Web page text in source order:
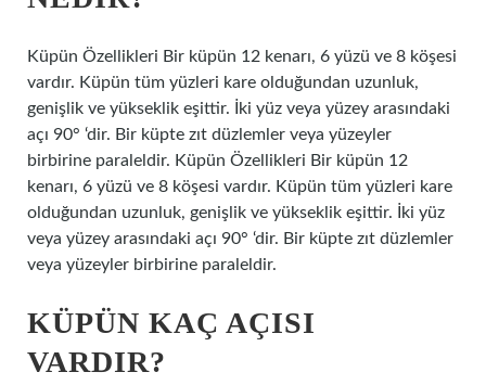
Küpün Özellikleri Bir küpün 12 kenarı, 6 yüzü ve 8 köşesi
vardır. Küpün tüm yüzleri kare olduğundan uzunluk,
genişlik ve yükseklik eşittir. İki yüz veya yüzey arasındaki
açı 90° ‘dir. Bir küpte zıt düzlemler veya yüzeyler
birbirine paraleldir. Küpün Özellikleri Bir küpün 12
kenarı, 6 yüzü ve 8 köşesi vardır. Küpün tüm yüzleri kare
olduğundan uzunluk, genişlik ve yükseklik eşittir. İki yüz
veya yüzey arasındaki açı 90° ‘dir. Bir küpte zıt düzlemler
veya yüzeyler birbirine paraleldir.
KÜPÜN KAÇ AÇISI
VARDIR?